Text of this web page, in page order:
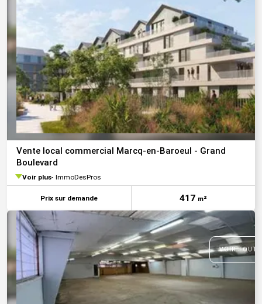
Vente local commercial Marcq-en-Baroeul - Grand
Boulevard
Voir plus ImmoDesPros
Prix sur demande 417 m²
VOIR